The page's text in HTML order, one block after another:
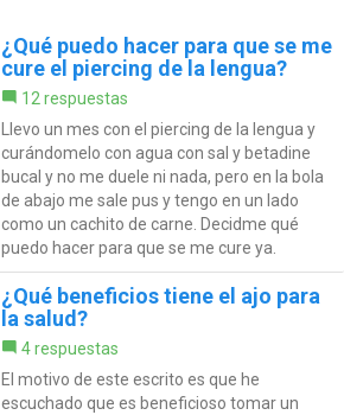
¿Qué puedo hacer para que se me
cure el piercing de la lengua?
12 respuestas
Llevo un mes con el piercing de la lengua y
curándomelo con agua con sal y betadine
bucal y no me duele ni nada, pero en la bola
de abajo me sale pus y tengo en un lado
como un cachito de carne. Decidme qué
puedo hacer para que se me cure ya.
¿Qué beneficios tiene el ajo para
la salud?
4 respuestas
El motivo de este escrito es que he
escuchado que es beneficioso tomar un